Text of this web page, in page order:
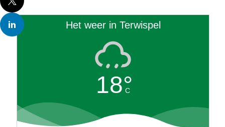
Het weer in Terwispel
18°
C